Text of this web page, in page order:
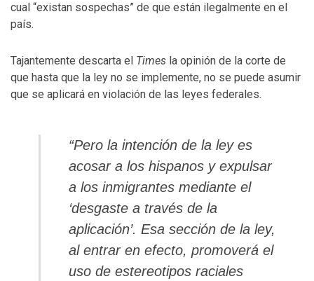
cual “existan sospechas” de que están ilegalmente en el
país.
Tajantemente descarta el Times la opinión de la corte de
que hasta que la ley no se implemente, no se puede asumir
que se aplicará en violación de las leyes federales.
“Pero la intención de la ley es
acosar a los hispanos y expulsar
a los inmigrantes mediante el
‘desgaste a través de la
aplicación’. Esa sección de la ley,
al entrar en efecto, promoverá el
uso de estereotipos raciales